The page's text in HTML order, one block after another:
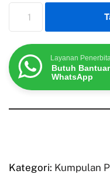
Layanan
Butuh
WhatsApp
Kategori: Kumpulan